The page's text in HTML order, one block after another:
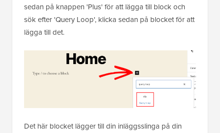
sedan på knappen 'Plus' för att lägga till block och
sök efter 'Query Loop', klicka sedan på blocket för att
lägga till det.
Det här blocket lägger till din inläggsslinga på din